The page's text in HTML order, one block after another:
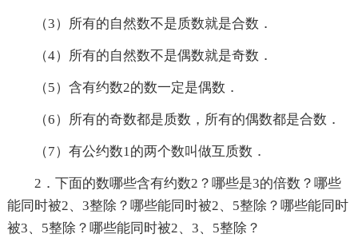
（3）所有的自然数不是质数就是合数．
（4）所有的自然数不是偶数就是奇数．
（5）含有约数2的数一定是偶数．
（6）所有的奇数都是质数，所有的偶数都是合数．
（7）有公约数1的两个数叫做互质数．
2．下面的数哪些含有约数2？哪些是3的倍数？哪些
能同时被2、3整除？哪些能同时被2、5整除？哪些能同时
被3、5整除？哪些能同时被2、3、5整除？